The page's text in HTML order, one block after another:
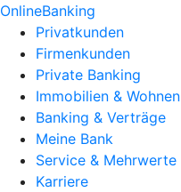
OnlineBanking
Privatkunden
Firmenkunden
Private Banking
Immobilien & Wohnen
Banking & Verträge
Meine Bank
Service & Mehrwerte
Karriere